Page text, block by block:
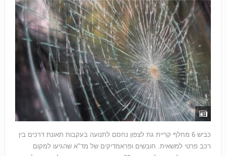
כביש 6 מחלף קריית גת לצפון נחסם לתנועה בעקבות תאונת דרכים בין
רכב פרטי למשאית. חובשים ופראמדיקים של מד"א שהגיעו למקום